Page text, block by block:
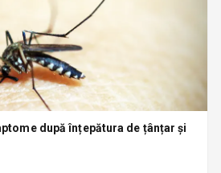
după înțepătura de țânțar și